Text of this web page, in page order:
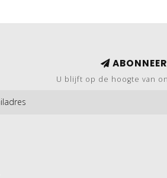
U blijft op de hoogte van